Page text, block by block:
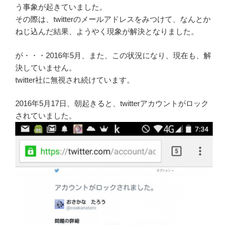
う事象が起きていました。
その際は、twitterのメールアドレスをみつけて、なんとか
ねじ込んだ結果、ようやく現象が解決となりました。
が・・・2016年5月、また、この状況になり、現在も、解
決していません。
twitter社に無視され続けています。
2016年5月17日、朝起きると、twitterアカウントがロック
されていました。